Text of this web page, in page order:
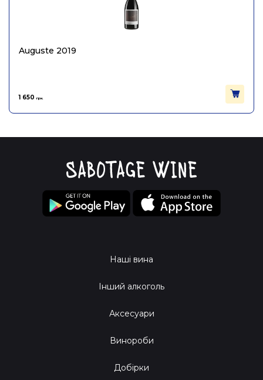
Auguste 2019
1 650 грн.
Наші вина
Інший алкоголь
Аксесуари
Винороби
Добірки